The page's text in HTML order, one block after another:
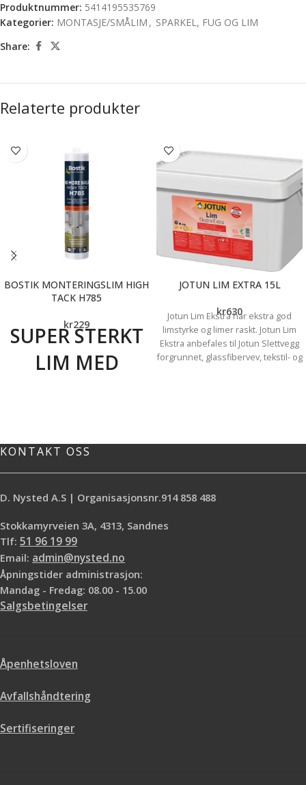
Produktnummer: 5414195535769
Kategorier: MONTASJE/SMÅLIM , SPARKEL, FUG OG LIM
Share:
Relaterte produkter
BOSTIK MONTERINGSLIM HIGH
TACK H785
kr229
SUPER STERKT
LIM MED
Profesjonelt høy kvalitets hybridlim
med ekstremt høyt direkte hugg.
Fordeler: - Direkte hugg, ingen
isocyanater og løsningsmidler -
herding - Motstandsdyktig mot
fuktighets og værforhold - Fester
seg perfekt uten primer på de
fleste overflater, til og med fuktige
Sertifiseringer: - Emicode EC1 Plus -
M1
JOTUN LIM EXTRA 15L
kr630
Jotun Lim Ekstra har ekstra god
limstyrke og limer raskt. Jotun Lim
Ekstra anbefales til Jotun Slettvegg
forgrunnet, glassfibervev, tekstil- og
KONTAKT OSS
D. Nysted A.S | Organisasjonsnr.914 858 488
Stokkamyrveien 3A, 4313, Sandnes
Tlf: 51 96 19 99
Email: admin@nysted.no
Åpningstider administrasjon:
Mandag - Fredag: 08.00 - 15.00
Salgsbetingelser
Åpenhetsloven
Avfallshåndtering
Sertifiseringer